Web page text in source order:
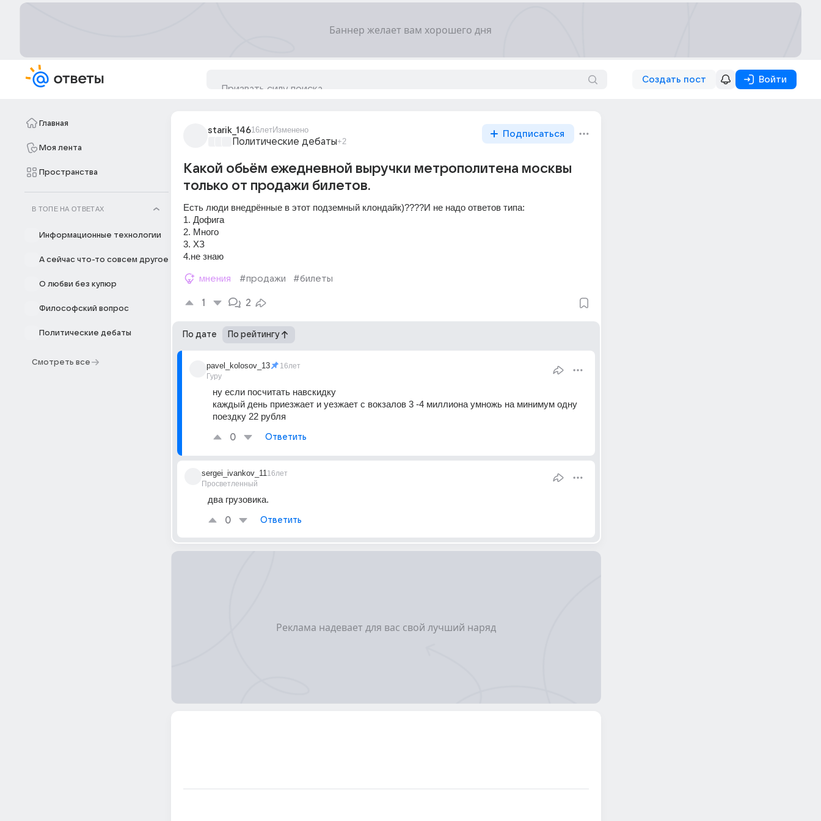
Создать пост Войти
Главная
Моя лента
Пространства
В ТОПЕ НА ОТВЕТАХ
Информационные технологии
А сейчас что-то совсем другое
О любви без купюр
Философский вопрос
Политические дебаты
Смотреть все
starik_14616летИзменено
Политические дебаты+2
Подписаться
Какой обьём ежедневной выручки метрополитена москвы
только от продажи билетов.
Есть люди внедрённые в этот подземный клондайк)????И не надо ответов типа:
1. Дофига
2. Много
3. ХЗ
4.не знаю
мнения #продажи #билеты
1 2
По дате По рейтингу
pavel_kolosov_13
Гуру
16лет
ну если посчитать навскидку
каждый день приезжает и уезжает с вокзалов 3 -4 миллиона умножь на минимум одну
поездку 22 рубля
0 Ответить
sergei_ivankov_11
Просветленный
16лет
два грузовика.
0 Ответить